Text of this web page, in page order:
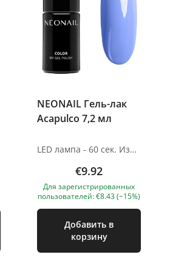
NEONAIL Гель-лак
Acapulco 7,2 мл
LED лампа - 60 сек. Изображения продуктов носят иллюстративный характер. Если у вас есть какие-либо вопросы, мы всегда ждем вашего письма nanatallinn@gmail.com
€9.92
Для зарегистрированных
пользователей: €8.43 (−15%)
Добавить в
корзину